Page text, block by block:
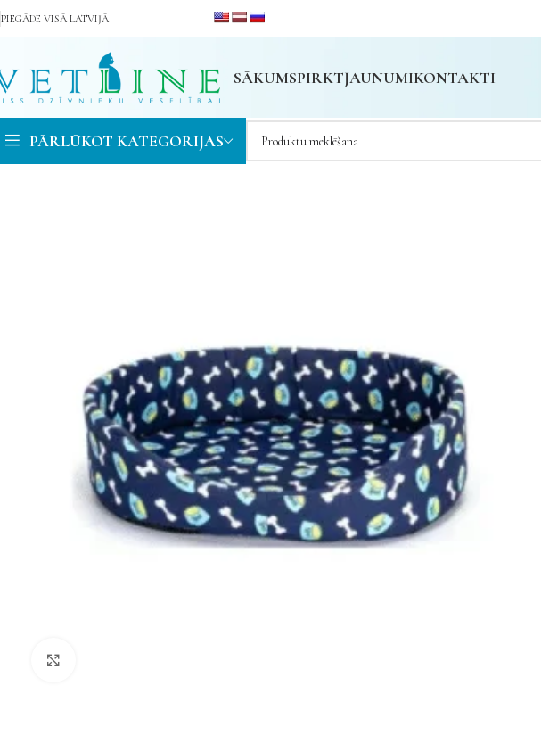
PIEGĀDE VISĀ LATVIJĀ
SĀKUMSPIRKTJAUNUMIKONTAKTI
PĀRLŪKOT KATEGORIJAS